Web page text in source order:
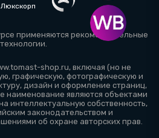
применяются рекомендательные
технологии
shop.ru, включая (но не
графическую, фотографическую и
дизайн и оформление страниц,
наименование являются объектами
интеллектуальную собственность,
законодательством и
об охране авторских прав.